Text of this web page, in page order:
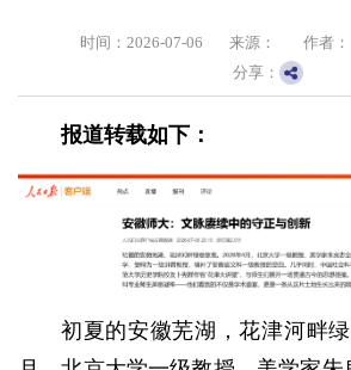
时间：2026-07-06 来源： 作者：
分享：
报道转载如下：
初夏的安徽芜湖，花津河畔